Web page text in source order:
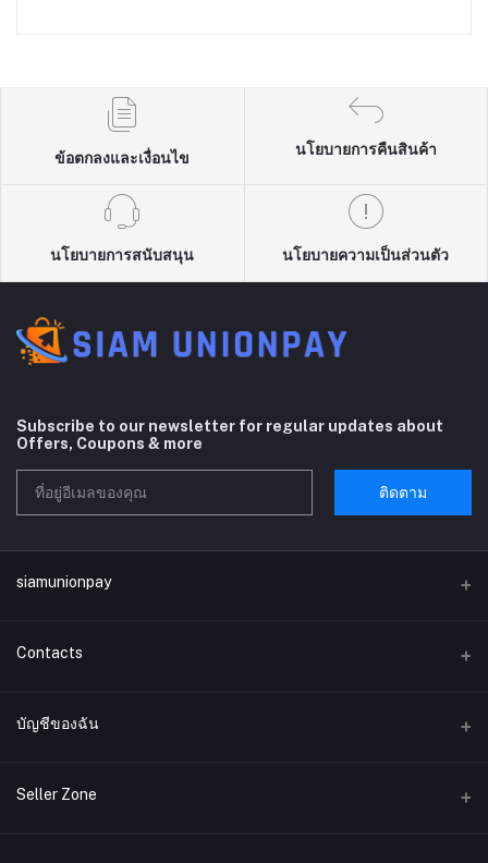
ข้อตกลงและเงื่อนไข
นโยบายการคืนสินค้า
นโยบายการสนับสนุน นโยบายความเป็นส่วนตัว
Subscribe to our newsletter for regular updates about
Offers, Coupons & more
ติดตาม
siamunionpay
Contacts
ที่อยู่
โทรศัพท์
บัญชีของฉัน
เข้าสู่ระบบ
Seller Zone